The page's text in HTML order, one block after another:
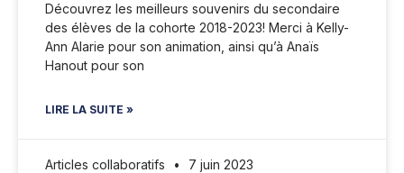
Découvrez les meilleurs souvenirs du secondaire
des élèves de la cohorte 2018-2023! Merci à Kelly-
Ann Alarie pour son animation, ainsi qu’à Anaïs
Hanout pour son
LIRE LA SUITE »
Articles collaboratifs 7 juin 2023